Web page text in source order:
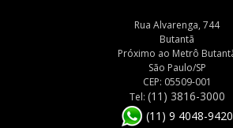
Rua Alvarenga, 744
Butantã
Próximo ao Metrô
São Paulo/SP
CEP: 05509-001
Tel: (11) 3816-3000
(11) 9 4048-9420